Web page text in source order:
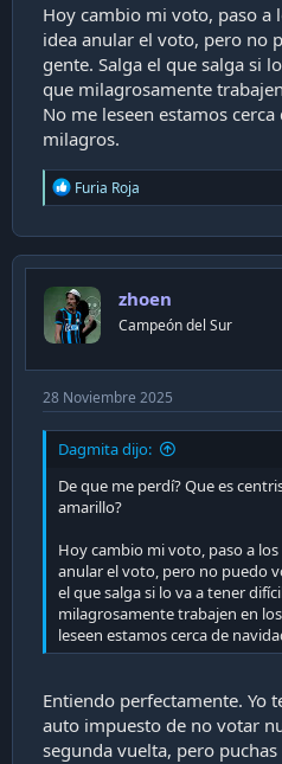
Hoy cambio mi voto, paso a
idea anular el voto, pero no
gente. Salga el que salga si
que milagrosamente
No me leseen estamos
milagros.
R
e
c
t
o
n
s
Furia Roja
zhoen
Campeón del Sur
28 Noviembre 2025
Dagmita dijo:
De que me perdí? Que es
amarillo?
Hoy cambio mi voto, paso a
anular el voto, pero no puedo
el que salga si lo va a tener
milagrosamente trabajen en
leseen estamos cerca de
Entiendo perfectamente. Yo
auto impuesto de no votar
segunda vuelta, pero